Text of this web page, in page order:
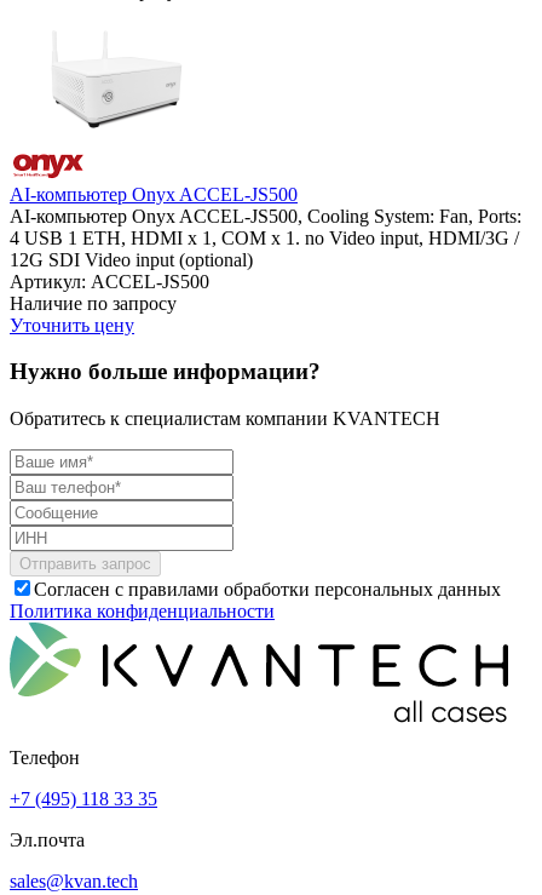
AI-компьютер Onyx ACCEL-JS500
AI-компьютер Onyx ACCEL-JS500, Cooling System: Fan, Ports:
4 USB 1 ETH, HDMI x 1, COM x 1. no Video input, HDMI/3G /
12G SDI Video input (optional)
Артикул: ACCEL-JS500
Наличие по запросу
Уточнить цену
Нужно больше информации?
Обратитесь к специалистам компании KVANTECH
Согласен с правилами обработки персональных данных
Политика конфиденциальности
Телефон
+7 (495) 118 33 35
Эл.почта
sales@kvan.tech